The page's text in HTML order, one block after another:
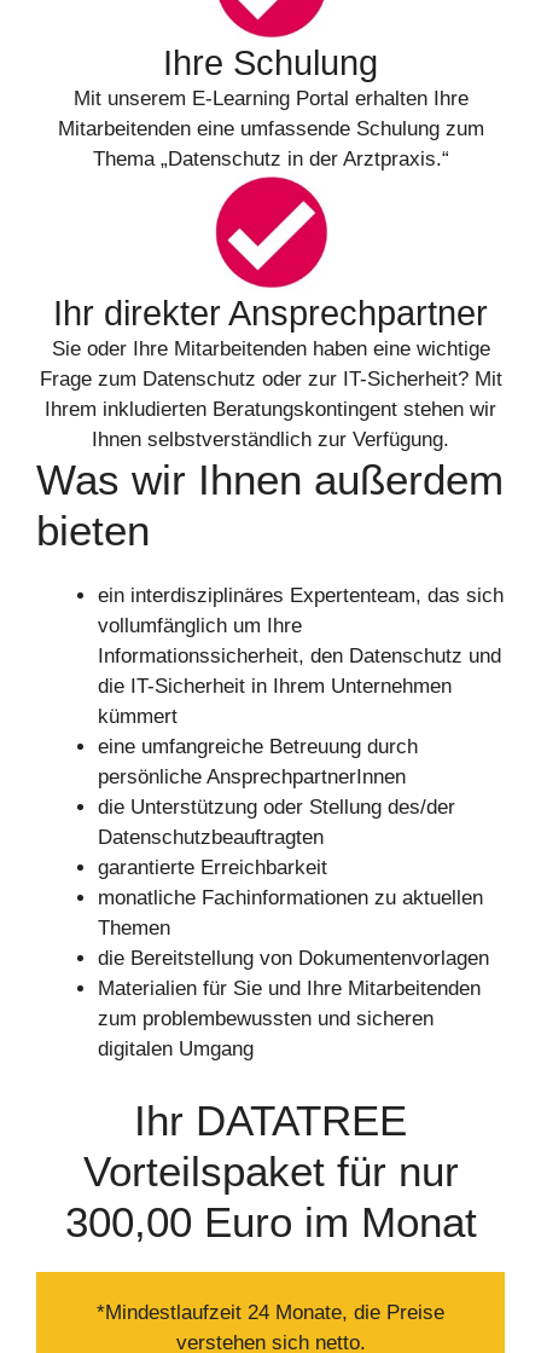
Ihre Schulung
Mit unserem E-Learning Portal erhalten Ihre
Mitarbeitenden eine umfassende Schulung zum
Thema „Datenschutz in der Arztpraxis.“
Ihr direkter Ansprechpartner
Sie oder Ihre Mitarbeitenden haben eine wichtige
Frage zum Datenschutz oder zur IT-Sicherheit? Mit
Ihrem inkludierten Beratungskontingent stehen wir
Ihnen selbstverständlich zur Verfügung.
Was wir Ihnen außerdem
bieten
ein interdisziplinäres Expertenteam, das sich
vollumfänglich um Ihre
Informationssicherheit, den Datenschutz und
die IT-Sicherheit in Ihrem Unternehmen
kümmert
eine umfangreiche Betreuung durch
persönliche AnsprechpartnerInnen
die Unterstützung oder Stellung des/der
Datenschutzbeauftragten
garantierte Erreichbarkeit
monatliche Fachinformationen zu aktuellen
Themen
die Bereitstellung von Dokumentenvorlagen
Materialien für Sie und Ihre Mitarbeitenden
zum problembewussten und sicheren
digitalen Umgang
Ihr DATATREE
Vorteilspaket für nur
300,00 Euro im Monat
*Mindestlaufzeit 24 Monate, die Preise
verstehen sich netto.